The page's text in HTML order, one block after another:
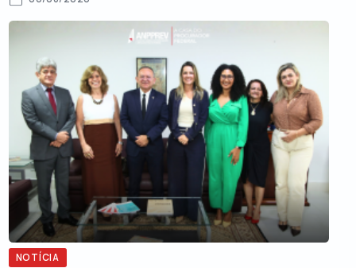
NOTÍCIA